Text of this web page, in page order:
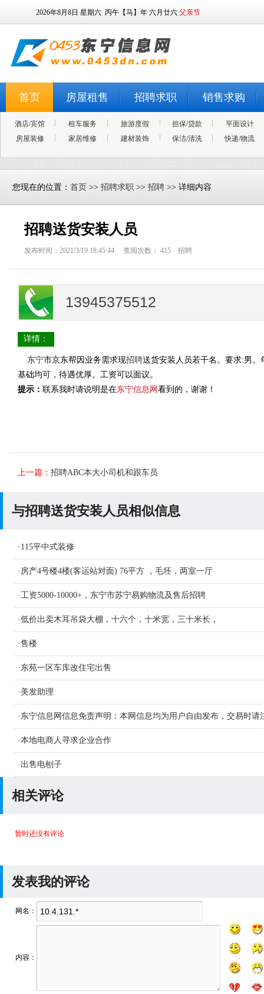
2026年8月8日 星期六 丙午【马】年 六月廿六 父亲节
首页 房屋租售 招聘求职 销售求购
酒店/宾馆 租车服务 旅游度假 担保/贷款
平面设计
房屋装修
家居维修 建材装饰 保洁/清洗 快递/物流
您现在的位置： 首页 >> 招聘求职 >> 招聘 >> 详细内容
招聘送货安装人员
发布时间：2021/3/19 18:45:44 查阅次数： 415 招聘
13945375512
详情：
东宁市京东帮因业务需求现招聘送货安装人员若干名。要求:男
基础均可，待遇优厚。工资可以面议。
提示： 联系我时请说明是在东宁信息网 看到的，谢谢！
上一篇： 招聘ABC本大小司机和跟车员
与招聘送货安装人员相似信息
· 115平中式装修
· 房产4号楼4楼(客运站对面) 76平方 ，毛坯，两室一厅
·工资5000-10000+，东宁市苏宁易购物流及售后招聘
·低价出卖木耳吊袋大棚，十六个，十米宽，三十米长，
·售楼
· 东苑一区车库改住宅出售
· 美发助理
· 东宁信息网信息免责声明：本网信息均为用户自由发布，交易时请
识别信息的真假，如侵害您的权益请联系删
·本地电商人寻求企业合作
· 出售电刨子
相关评论
暂时还没有评论
发表我的评论
网名：
内容：